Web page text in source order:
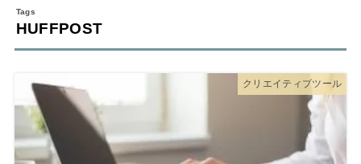
HUFFPOST
クリエイティブツール